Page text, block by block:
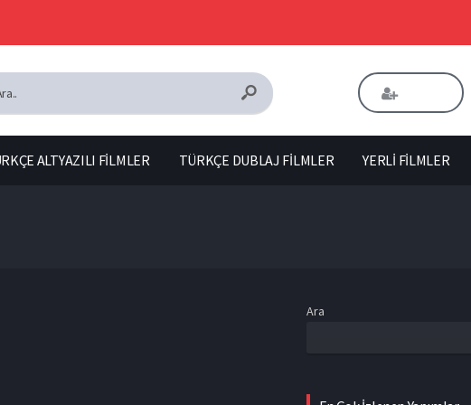
ALTYAZILI FİLMLER TÜRKÇE DUBLAJ FİLMLER YERLİ FİLMLER
Ara